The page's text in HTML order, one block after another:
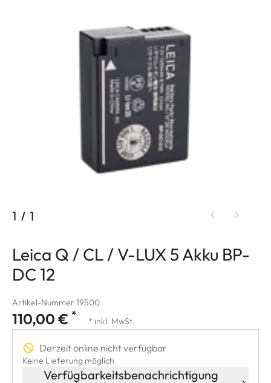
1 / 1
Leica Q / CL / V-LUX 5 Akku BP-
DC 12
Artikel-Nummer 19500
110,00 € * * inkl. MwSt.
Derzeit online nicht verfügbar
Keine Lieferung möglich
Verfügbarkeitsbenachrichtigung